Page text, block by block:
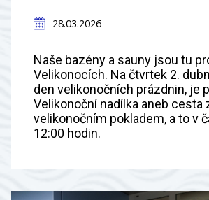
28.03.2026
Naše bazény a sauny jsou tu
Velikonocích. Na čtvrtek 2.
den velikonočních prázdnin, je
Velikonoční nadílka aneb cesta
velikonočním pokladem, a to v
12:00 hodin.